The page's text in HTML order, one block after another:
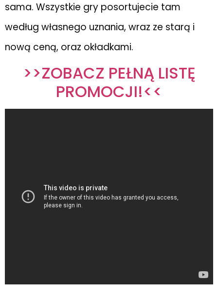
sama. Wszystkie gry posortujecie tam
według własnego uznania, wraz ze starą i
nową ceną, oraz okładkami.
>>ZOBACZ PEŁNĄ LISTĘ
PROMOCJI!<<